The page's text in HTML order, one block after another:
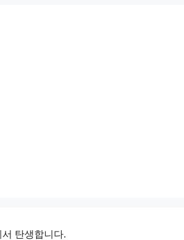
탄생합니다.